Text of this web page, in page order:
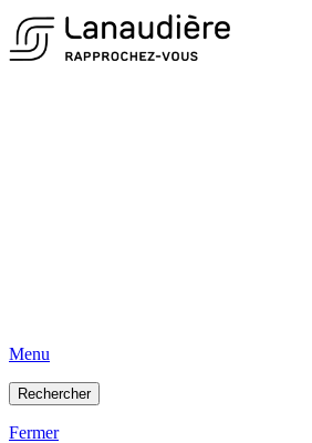
Menu
Rechercher
Fermer